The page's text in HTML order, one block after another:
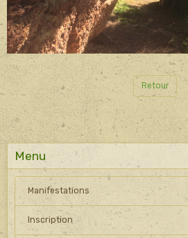
Retour
Menu
Manifestations
Inscription